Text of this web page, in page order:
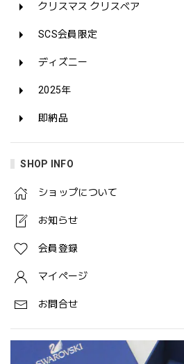
クリスマス クリスベア
SCS会員限定
ディズニー
2025年
即納品
SHOP INFO
ショップについて
お知らせ
会員登録
マイページ
お問合せ